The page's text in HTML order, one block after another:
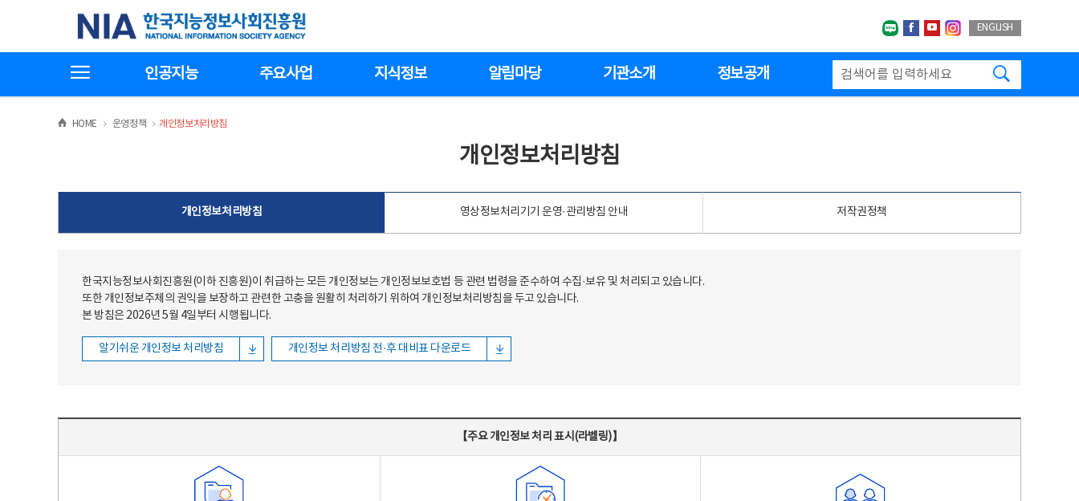
한국지능정보사회진흥원
네이버블로그
페이스북
유투브인스타그랩
ENGLISH
인공지능 주요사업 지식정보 알림마당 기관소개 정보공개
HOME >운영정책 >
개인정보처리방침
개인정보처리방침
개인정보처리방침 영상정보처리기기 운영·관리방침 안내 저작권정책
한국지능정보사회진흥원(이하 진흥원)이 취급하는 모든 개인정보는 개인정보보호법 등 관련 법령을 준수하여 수집·보유 및 처리되고 있습니다.
또한 개인정보주체의 권익을 보장하고 관련한 고충을 원활히 처리하기 위하여 개인정보처리방침을 두고 있습니다.
본 방침은 2026년 5월 4일부터 시행됩니다.
알기쉬운 개인정보 처리방침 개인정보 처리방침 전·후 대비표 다운로드
【주요 개인정보 처리 표시(라벨링)】